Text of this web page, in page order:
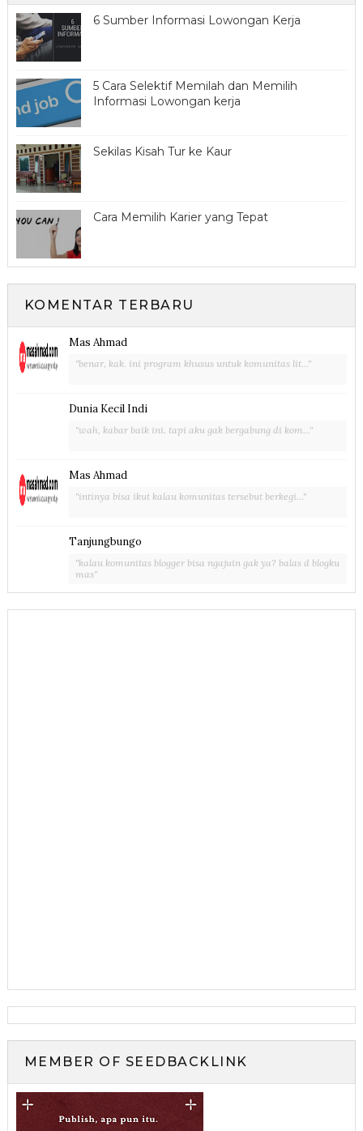
6 Sumber Informasi Lowongan Kerja
5 Cara Selektif Memilah dan Memilih
Informasi Lowongan kerja
Sekilas Kisah Tur ke Kaur
Cara Memilih Karier yang Tepat
KOMENTAR TERBARU
Mas Ahmad
"benar, kak. ini program khusus untuk komunitas lit..."
Dunia Kecil Indi
"wah, kabar baik ini. tapi aku gak bergabung di kom..."
Mas Ahmad
"intinya bisa ikut kalau komunitas tersebut berkegi..."
Tanjungbungo
"kalau komunitas blogger bisa ngajuin gak ya? balas d blogku
mas"
MEMBER OF SEEDBACKLINK